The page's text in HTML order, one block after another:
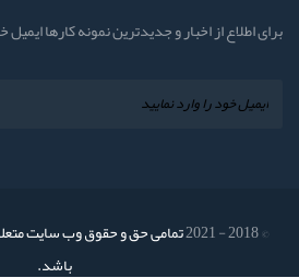
برای اطلاع از اخبار و جدیدترین نمونه کارها ایمیل
© 2018 - 2021
تمامی حق و حقوق وب سایت
باشد.